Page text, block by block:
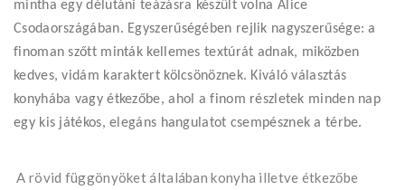
mintha egy délutáni teázásra készült volna Alice
Csodaországában. Egyszerűségében rejlik nagyszerűsége: a
finoman szőtt minták kellemes textúrát adnak, miközben
kedves, vidám karaktert kölcsönöznek. Kiváló választás
konyhába vagy étkezőbe, ahol a finom részletek minden nap
egy kis játékos, elegáns hangulatot csempésznek a térbe.
A rövid függönyöket általában konyha illetve étkezőbe